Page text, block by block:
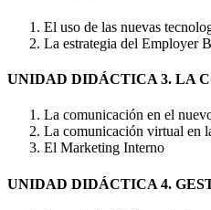
El uso de las nuevas
La estrategia del Employer
UNIDAD DIDÁCTICA 3. LA
La comunicación en el
La comunicación virtual en
El Marketing Interno
UNIDAD DIDÁCTICA 4.